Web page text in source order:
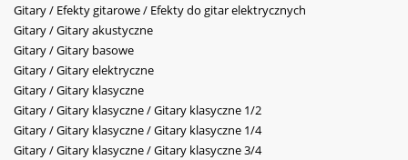
Gitary / Efekty gitarowe / Efekty do gitar elektrycznych
Gitary / Gitary akustyczne
Gitary / Gitary basowe
Gitary / Gitary elektryczne
Gitary / Gitary klasyczne
Gitary / Gitary klasyczne / Gitary klasyczne 1/2
Gitary / Gitary klasyczne / Gitary klasyczne 1/4
Gitary / Gitary klasyczne / Gitary klasyczne 3/4